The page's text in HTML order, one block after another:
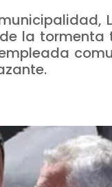
la tormenta